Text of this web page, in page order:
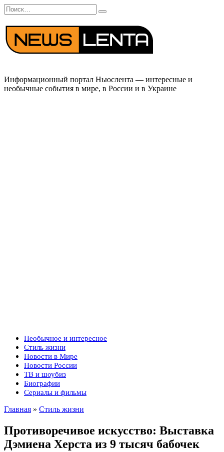
Перейти
к
содержанию
Search
for:
Информационный портал Ньюслента — интересные и
необычные события в мире, в России и в Украине
Необычное и интересное
Стиль жизни
Новости в Мире
Новости России
ТВ и шоубиз
Биографии
Сериалы и фильмы
Главная » Стиль жизни
Противоречивое искусство: Выставка
Дэмиена Херста из 9 тысяч бабочек